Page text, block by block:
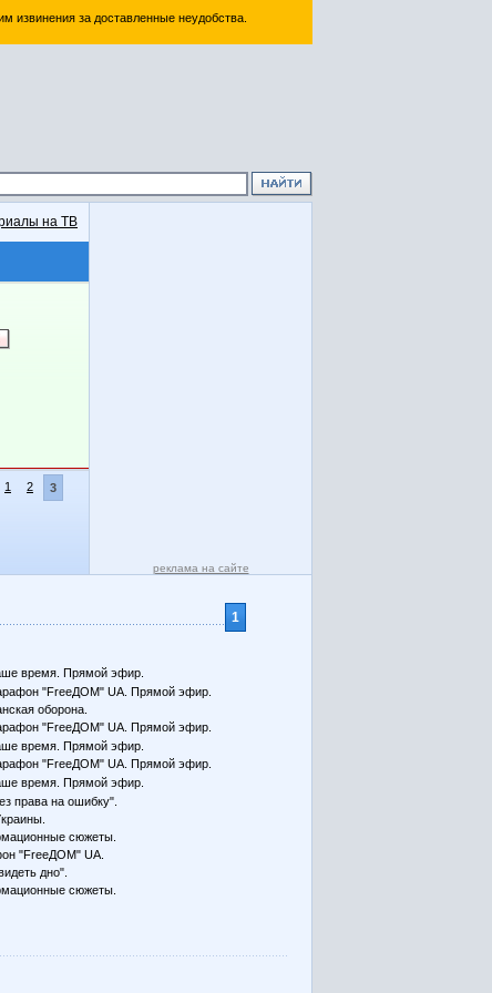
извинения за доставленные неудобства.
на ТВ
1 2 3
реклама на сайте
1
время. Прямой эфир.
"FreeДОМ" UA. Прямой эфир.
оборона.
"FreeДОМ" UA. Прямой эфир.
время. Прямой эфир.
"FreeДОМ" UA. Прямой эфир.
время. Прямой эфир.
права на ошибку".
сюжеты.
"FreeДОМ" UA.
дно".
сюжеты.